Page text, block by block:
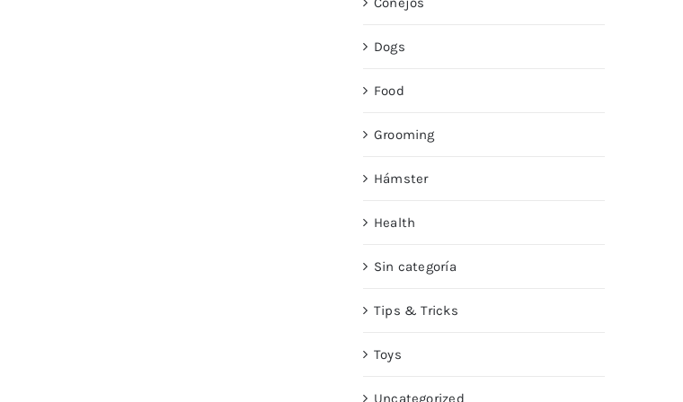
Dogs
Food
Grooming
Hámster
Health
Sin categoría
Tips & Tricks
Toys
Uncategorized